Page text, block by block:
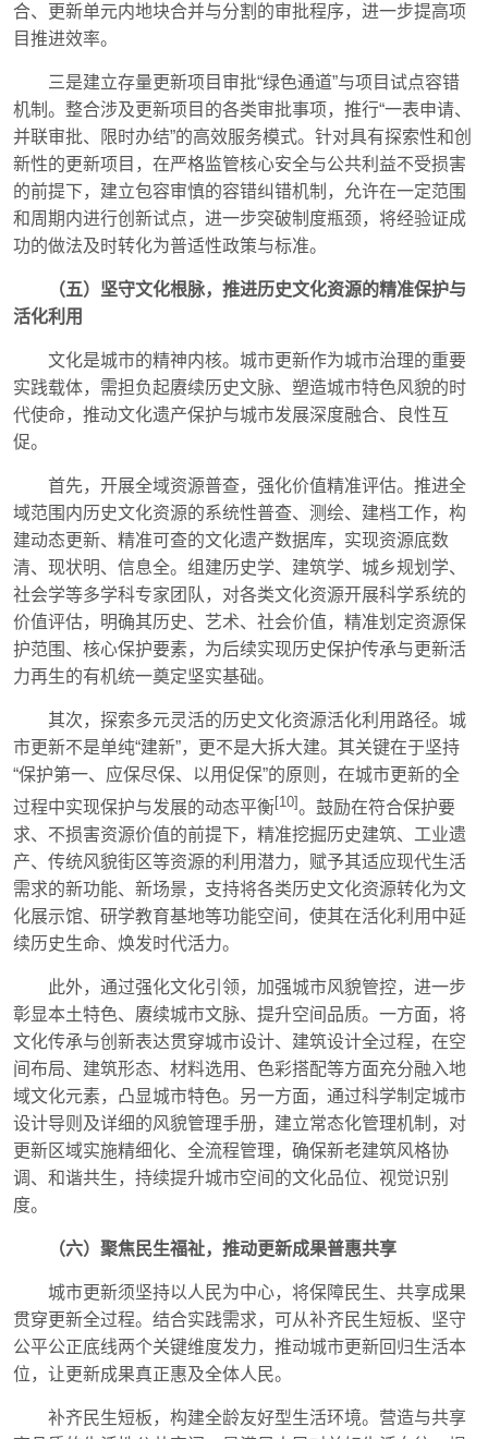
合、更新单元内地块合并与分割的审批程序，进一步提高项
目推进效率。
三是建立存量更新项目审批“绿色通道”与项目试点容错
机制。整合涉及更新项目的各类审批事项，推行“一表申请、
并联审批、限时办结”的高效服务模式。针对具有探索性和创
新性的更新项目，在严格监管核心安全与公共利益不受损害
的前提下，建立包容审慎的容错纠错机制，允许在一定范围
和周期内进行创新试点，进一步突破制度瓶颈，将经验证成
功的做法及时转化为普适性政策与标准。
（五）坚守文化根脉，推进历史文化资源的精准保护与
活化利用
文化是城市的精神内核。城市更新作为城市治理的重要
实践载体，需担负起赓续历史文脉、塑造城市特色风貌的时
代使命，推动文化遗产保护与城市发展深度融合、良性互
促。
首先，开展全域资源普查，强化价值精准评估。推进全
域范围内历史文化资源的系统性普查、测绘、建档工作，构
建动态更新、精准可查的文化遗产数据库，实现资源底数
清、现状明、信息全。组建历史学、建筑学、城乡规划学、
社会学等多学科专家团队，对各类文化资源开展科学系统的
价值评估，明确其历史、艺术、社会价值，精准划定资源保
护范围、核心保护要素，为后续实现历史保护传承与更新活
力再生的有机统一奠定坚实基础。
其次，探索多元灵活的历史文化资源活化利用路径。城
市更新不是单纯“建新”，更不是大拆大建。其关键在于坚持
“保护第一、应保尽保、以用促保”的原则，在城市更新的全
过程中实现保护与发展的动态平衡[10]。鼓励在符合保护要
求、不损害资源价值的前提下，精准挖掘历史建筑、工业遗
产、传统风貌街区等资源的利用潜力，赋予其适应现代生活
需求的新功能、新场景，支持将各类历史文化资源转化为文
化展示馆、研学教育基地等功能空间，使其在活化利用中延
续历史生命、焕发时代活力。
此外，通过强化文化引领，加强城市风貌管控，进一步
彰显本土特色、赓续城市文脉、提升空间品质。一方面，将
文化传承与创新表达贯穿城市设计、建筑设计全过程，在空
间布局、建筑形态、材料选用、色彩搭配等方面充分融入地
域文化元素，凸显城市特色。另一方面，通过科学制定城市
设计导则及详细的风貌管理手册，建立常态化管理机制，对
更新区域实施精细化、全流程管理，确保新老建筑风格协
调、和谐共生，持续提升城市空间的文化品位、视觉识别
度。
（六）聚焦民生福祉，推动更新成果普惠共享
城市更新须坚持以人民为中心，将保障民生、共享成果
贯穿更新全过程。结合实践需求，可从补齐民生短板、坚守
公平公正底线两个关键维度发力，推动城市更新回归生活本
位，让更新成果真正惠及全体人民。
补齐民生短板，构建全龄友好型生活环境。营造与共享